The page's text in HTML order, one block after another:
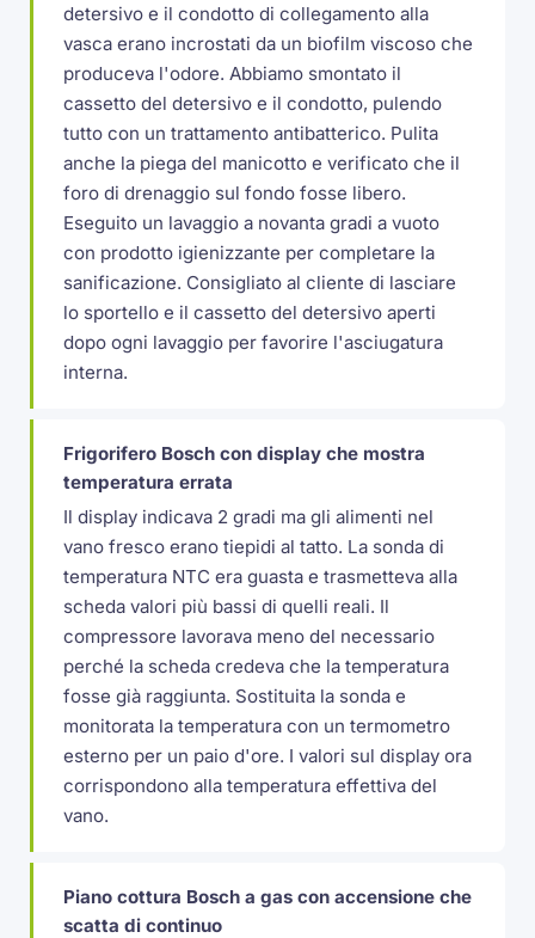
detersivo e il condotto di collegamento alla
vasca erano incrostati da un biofilm viscoso che
produceva l'odore. Abbiamo smontato il
cassetto del detersivo e il condotto, pulendo
tutto con un trattamento antibatterico. Pulita
anche la piega del manicotto e verificato che il
foro di drenaggio sul fondo fosse libero.
Eseguito un lavaggio a novanta gradi a vuoto
con prodotto igienizzante per completare la
sanificazione. Consigliato al cliente di lasciare
lo sportello e il cassetto del detersivo aperti
dopo ogni lavaggio per favorire l'asciugatura
interna.
Frigorifero Bosch con display che mostra
temperatura errata
Il display indicava 2 gradi ma gli alimenti nel
vano fresco erano tiepidi al tatto. La sonda di
temperatura NTC era guasta e trasmetteva alla
scheda valori più bassi di quelli reali. Il
compressore lavorava meno del necessario
perché la scheda credeva che la temperatura
fosse già raggiunta. Sostituita la sonda e
monitorata la temperatura con un termometro
esterno per un paio d'ore. I valori sul display ora
corrispondono alla temperatura effettiva del
vano.
Piano cottura Bosch a gas con accensione che
scatta di continuo